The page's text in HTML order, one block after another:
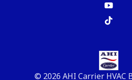
© 2026 AHI Carrier HVAC